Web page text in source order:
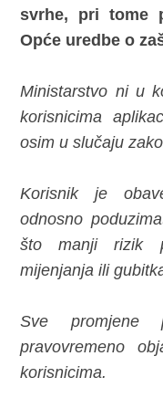
svrhe, pri tome
Opće uredbe o
Ministarstvo ni u
korisnicima
osim u slučaju
Korisnik je
odnosno
što manji rizik
mijenjanja ili
Sve promjene
pravovremeno
korisnicima.